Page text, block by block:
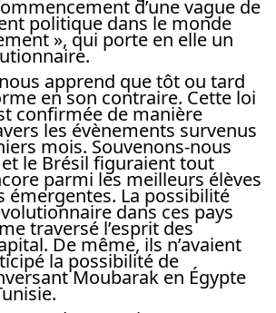
d’une vague de
politique dans le monde
», qui porte en elle un
apprend que tôt ou tard
en son contraire. Cette loi
confirmée de manière
les évènements survenus
mois. Souvenons-nous
le Brésil figuraient tout
parmi les meilleurs élèves
émergentes. La possibilité
dans ces pays
traversé l’esprit des
De même, ils n’avaient
la possibilité de
Moubarak en Égypte